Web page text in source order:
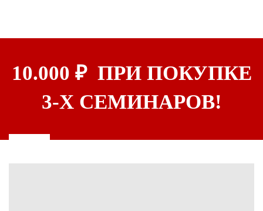
10.000 ₽ ПРИ ПОКУПКЕ
3-Х СЕМИНАРОВ!